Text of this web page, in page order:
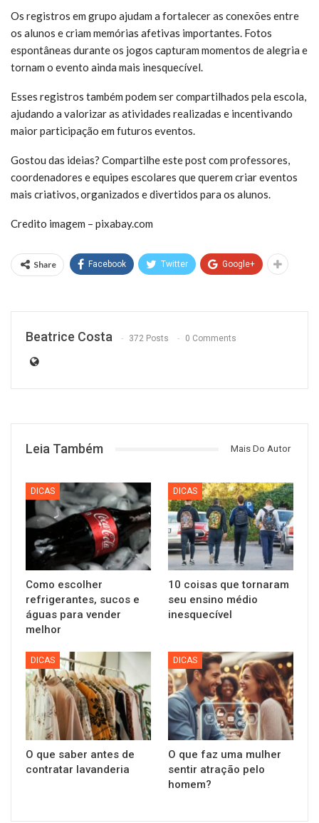
Os registros em grupo ajudam a fortalecer as conexões entre
os alunos e criam memórias afetivas importantes. Fotos
espontâneas durante os jogos capturam momentos de alegria e
tornam o evento ainda mais inesquecível.
Esses registros também podem ser compartilhados pela escola,
ajudando a valorizar as atividades realizadas e incentivando
maior participação em futuros eventos.
Gostou das ideias? Compartilhe este post com professores,
coordenadores e equipes escolares que querem criar eventos
mais criativos, organizados e divertidos para os alunos.
Credito imagem – pixabay.com
Share Facebook Twitter Google+
Beatrice Costa 372 Posts 0 Comments
Leia Também Mais Do Autor
DICAS
Como escolher
refrigerantes, sucos e
águas para vender
melhor
DICAS
10 coisas que tornaram
seu ensino médio
inesquecível
DICAS
O que saber antes de
contratar lavanderia
DICAS
O que faz uma mulher
sentir atração pelo
homem?